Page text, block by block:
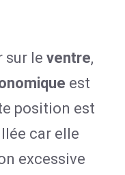
sur le ventre,
est
position est
car elle
excessive